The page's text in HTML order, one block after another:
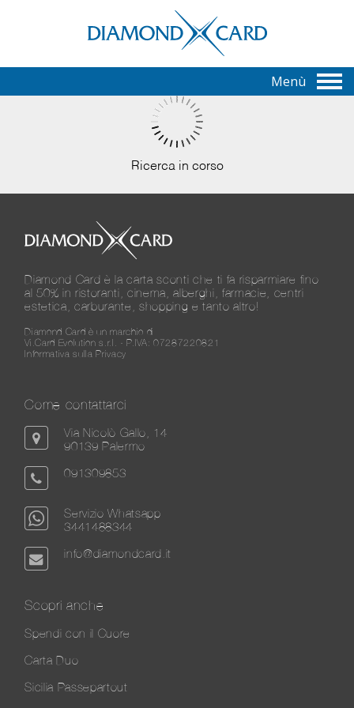
Menù
Ricerca in corso
Diamond Card è la carta sconti che ti fa risparmiare fino
al 50% in ristoranti, cinema, alberghi, farmacie, centri
estetica, carburante, shopping e tanto altro!
Diamond Card è un marchio di
Vi.Card Evolution s.r.l. - P.IVA: 07287220821
Informativa sulla Privacy
Come contattarci
Via Nicolò Gallo, 14
90139 Palermo
091309853
Servizio Whatsapp
3441488344
info@diamondcard.it
Scopri anche
Spendi con il Cuore
Carta Duo
Sicilia Passepartout